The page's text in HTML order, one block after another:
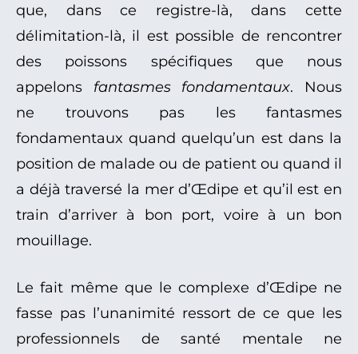
que, dans ce registre-là, dans cette
délimitation-là, il est possible de rencontrer
des poissons spécifiques que nous
appelons fantasmes fondamentaux. Nous
ne trouvons pas les fantasmes
fondamentaux quand quelqu’un est dans la
position de malade ou de patient ou quand il
a déjà traversé la mer d’Œdipe et qu’il est en
train d’arriver à bon port, voire à un bon
mouillage.
Le fait même que le complexe d’Œdipe ne
fasse pas l’unanimité ressort de ce que les
professionnels de santé mentale ne